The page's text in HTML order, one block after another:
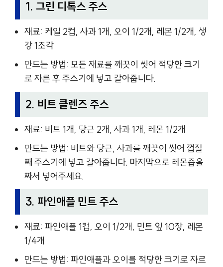
1. 그린 디톡스 주스
재료: 케일 2컵, 사과 1개, 오이 1/2개, 레몬 1/2개, 생
강 1조각
만드는 방법: 모든 재료를 깨끗이 씻어 적당한 크기
로 자른 후 주스기에 넣고 갈아줍니다.
2. 비트 클렌즈 주스
재료: 비트 1개, 당근 2개, 사과 1개, 레몬 1/2개
만드는 방법: 비트와 당근, 사과를 깨끗이 씻어 껍질
째 주스기에 넣고 갈아줍니다. 마지막으로 레몬즙을
짜서 넣어주세요.
3. 파인애플 민트 주스
재료: 파인애플 1컵, 오이 1/2개, 민트 잎 10장, 레몬
1/4개
만드는 방법: 파인애플과 오이를 적당한 크기로 자르